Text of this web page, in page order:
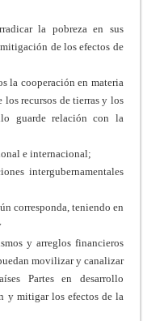
la pobreza en sus
de los efectos de
la cooperación en materia
recursos de tierras y los
guarde relación con la
e internacional;
intergubernamentales
corresponda, teniendo en
y arreglos financieros
movilizar y canalizar
Partes en desarrollo
y mitigar los efectos de la